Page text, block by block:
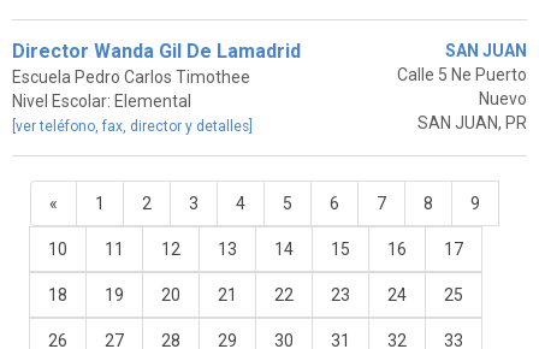
Director Wanda Gil De Lamadrid
Escuela Pedro Carlos Timothee
Nivel Escolar: Elemental
[ver teléfono, fax, director y detalles]
SAN JUAN
Calle 5 Ne Puerto
Nuevo
SAN JUAN, PR
« 1 2 3 4 5 6 7 8 9
10 11 12 13 14 15 16 17
18 19 20 21 22 23 24 25
26 27 28 29 30 31 32 33